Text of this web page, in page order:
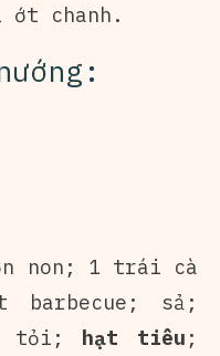
ớt chanh.
non; 1 trái cà
barbecue; sả;
tỏi; hạt tiêu ;